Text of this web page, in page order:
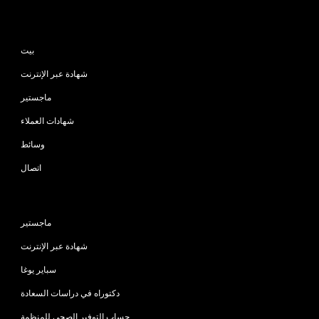
بيت
شهادة عبر الإنترنت
ماجستير
شهادات العملاء
وسائط
اتصال
ماجستير
شهادة عبر الإنترنت
سباير يوغا
دكتوراه في دراسات السعادة
حساب التوفير الصحي للمنظمة